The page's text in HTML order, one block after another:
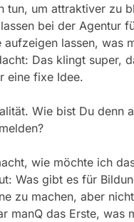
tun, um attraktiver zu
bei der Agentur
lassen, was
Das klingt super,
eine fixe Idee.
Wie bist Du denn
wie möchte ich
Was gibt es für
zu machen, aber
manQ das Erste, was